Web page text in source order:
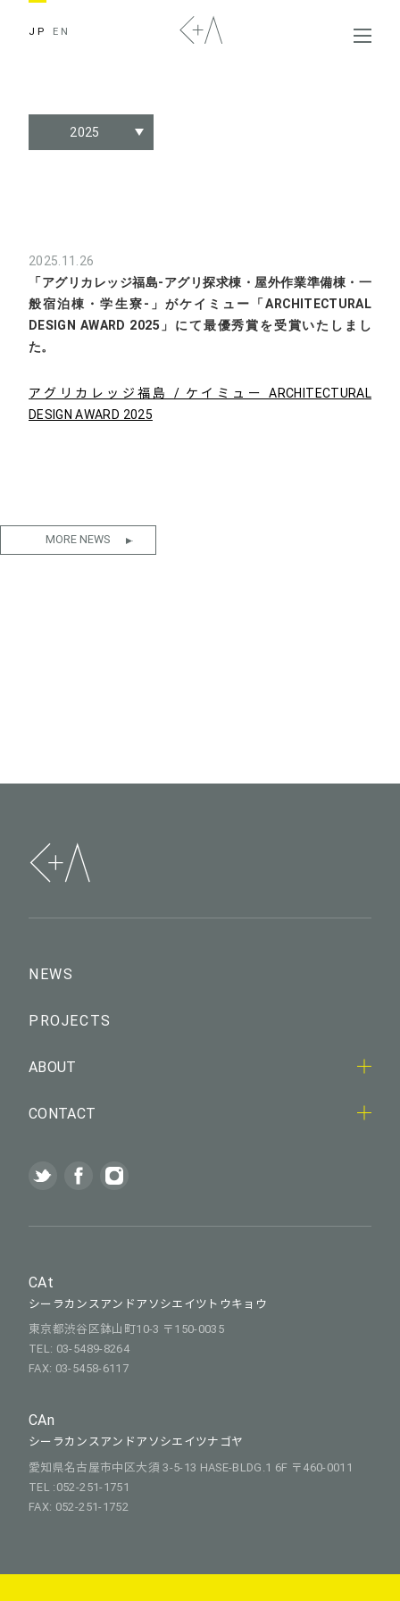
JP EN
2025
2025.11.26
「アグリカレッジ福島-アグリ探求棟・屋外作業準備棟・一
般宿泊棟・学生寮-」がケイミュー「ARCHITECTURAL
DESIGN AWARD 2025」にて最優秀賞を受賞いたしまし
た。
アグリカレッジ福島 / ケイミュー ARCHITECTURAL
DESIGN AWARD 2025
MORE NEWS
NEWS
PROJECTS
ABOUT
CONTACT
CAt
シーラカンスアンドアソシエイツトウキョウ
東京都渋谷区鉢山町10-3 〒150-0035
TEL: 03-5489-8264
FAX: 03-5458-6117
CAn
シーラカンスアンドアソシエイツナゴヤ
愛知県名古屋市中区大須 3-5-13 HASE-BLDG.1 6F 〒460-0011
TEL :052-251-1751
FAX: 052-251-1752